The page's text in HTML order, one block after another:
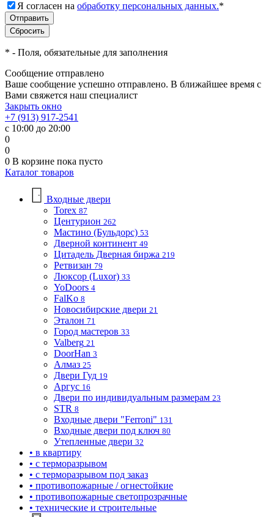
Я согласен на обработку персональных данных.*
* - Поля, обязательные для заполнения
Сообщение отправлено
Ваше сообщение успешно отправлено. В ближайшее время с
Вами свяжется наш специалист
Закрыть окно
+7 (913) 917-2541
с 10:00 до 20:00
0
0
0 В корзине пока пусто
Каталог товаров
Входные двери
Torex 87
Центурион 262
Мастино (Бульдорс) 53
Дверной континент 49
Цитадель Дверная биржа 219
Ретвизан 79
Люксор (Luxor) 33
YoDoors 4
FalKo 8
Новосибирские двери 21
Эталон 71
Город мастеров 33
Valberg 21
DoorHan 3
Алмаз 25
Двери Гуд 19
Аргус 16
Двери по индивидуальным размерам 23
STR 8
Входные двери "Ferroni" 131
Входные двери под ключ 80
Утепленные двери 32
• в квартиру
• с терморазрывом
• с терморазрывом под заказ
• противопожарные / огнестойкие
• противопожарные светопрозрачные
• технические и строительные